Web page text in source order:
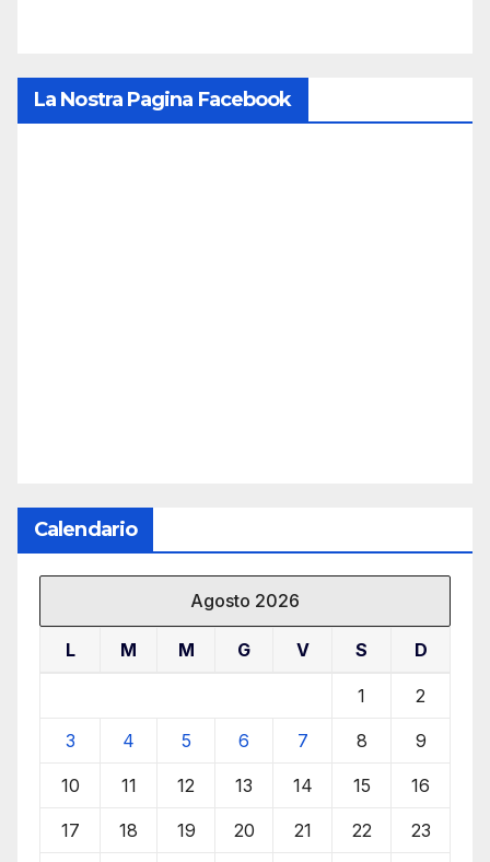
La Nostra Pagina Facebook
Calendario
Agosto 2026
L M M G V S D
1 2
3 4 5 6 7 8 9
10 11 12 13 14 15 16
17 18 19 20 21 22 23